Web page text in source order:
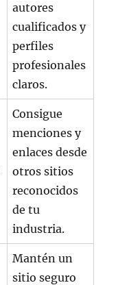
autores
cualificados y
perfiles
profesionales
claros.
Consigue
menciones y
enlaces desde
otros sitios
reconocidos
de tu
industria.
Mantén un
sitio seguro